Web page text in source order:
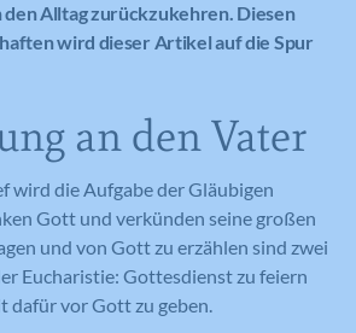
Alltag zurückzukehren. Diesen
wird dieser Artikel auf die Spur
an den Vater
wird die Aufgabe der Gläubigen
Gott und verkünden seine großen
und von Gott zu erzählen sind zwei
Eucharistie: Gottesdienst zu feiern
dafür vor Gott zu geben.